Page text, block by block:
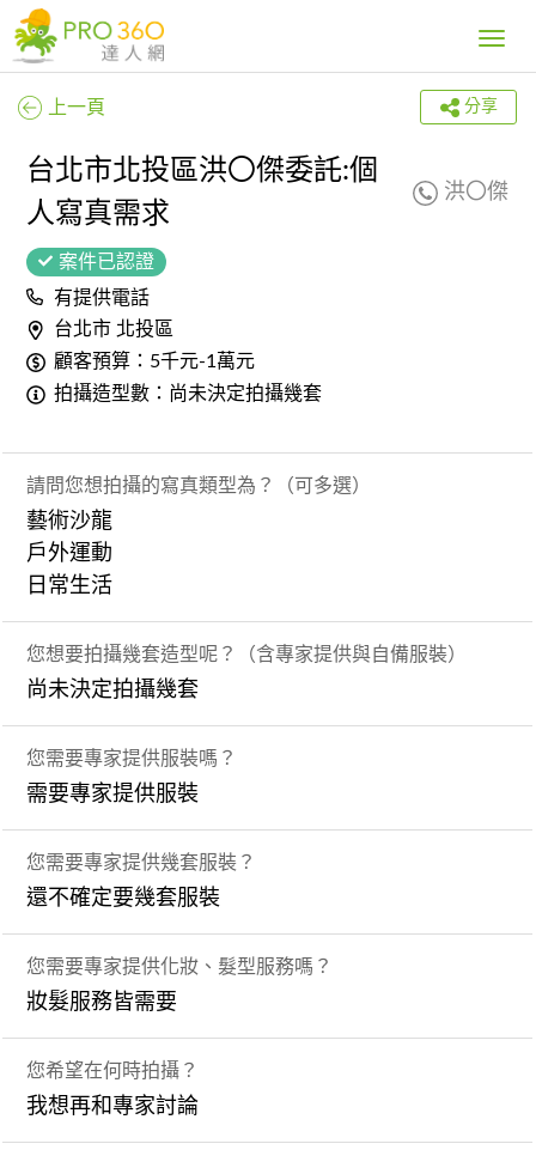
Toggle
上一頁 分享
台北市北投區洪〇傑委託:個
人寫真需求
洪〇傑
案件已認證
有提供電話
台北市 北投區
顧客預算：5千元-1萬元
拍攝造型數：尚未決定拍攝幾套
請問您想拍攝的寫真類型為？（可多選）
藝術沙龍
戶外運動
日常生活
您想要拍攝幾套造型呢？（含專家提供與自備服裝）
尚未決定拍攝幾套
您需要專家提供服裝嗎？
需要專家提供服裝
您需要專家提供幾套服裝？
還不確定要幾套服裝
您需要專家提供化妝、髮型服務嗎？
妝髮服務皆需要
您希望在何時拍攝？
我想再和專家討論